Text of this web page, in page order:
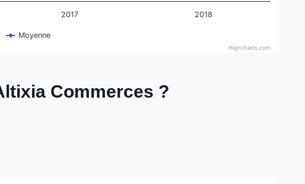
Moyenne
2017 2018
Highcharts.com
Commerces ?